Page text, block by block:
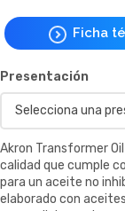
Ficha
Presentación
Akron Transformer
calidad que cumple
para un aceite no
elaborado con